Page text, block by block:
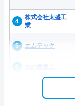
株式会社太盛工
業
エムテック